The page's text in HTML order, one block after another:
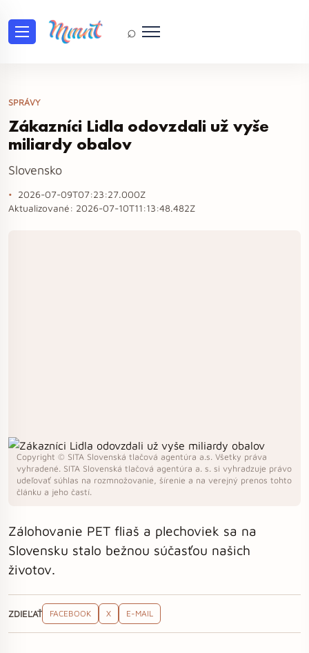
⌕
SPRÁVY
Zákazníci Lidla odovzdali už vyše
miliardy obalov
Slovensko
2026-07-09T07:23:27.000Z
Aktualizované: 2026-07-10T11:13:48.482Z
Copyright © SITA Slovenská tlačová agentúra a.s. Všetky práva
vyhradené. SITA Slovenská tlačová agentúra a. s. si vyhradzuje právo
udeľovať súhlas na rozmnožovanie, šírenie a na verejný prenos tohto
článku a jeho častí.
Zálohovanie PET fliaš a plechoviek sa na
Slovensku stalo bežnou súčasťou našich
životov.
ZDIEĽAŤ FACEBOOK X E-MAIL